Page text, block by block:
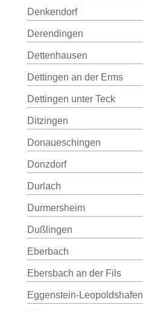
Denkendorf
Derendingen
Dettenhausen
Dettingen an der Erms
Dettingen unter Teck
Ditzingen
Donaueschingen
Donzdorf
Durlach
Durmersheim
Dußlingen
Eberbach
Ebersbach an der Fils
Eggenstein-Leopoldshafen